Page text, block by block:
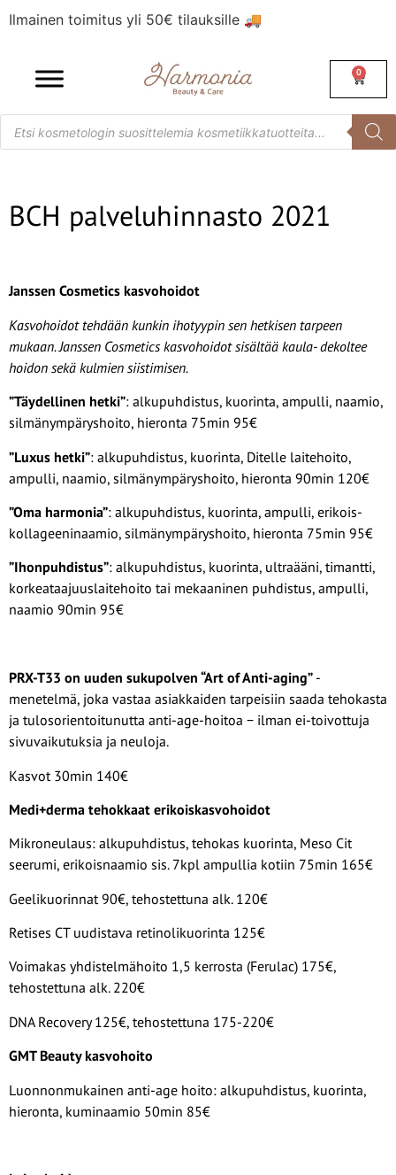
Ilmainen toimitus yli 50€ tilauksille 🚚
0
BCH palveluhinnasto 2021
Janssen Cosmetics kasvohoidot
Kasvohoidot tehdään kunkin ihotyypin sen hetkisen tarpeen
mukaan. Janssen Cosmetics kasvohoidot sisältää kaula- dekoltee
hoidon sekä kulmien siistimisen.
”Täydellinen hetki”: alkupuhdistus, kuorinta, ampulli, naamio,
silmänympäryshoito, hieronta 75min 95€
”Luxus hetki”: alkupuhdistus, kuorinta, Ditelle laitehoito,
ampulli, naamio, silmänympäryshoito, hieronta 90min 120€
”Oma harmonia”: alkupuhdistus, kuorinta, ampulli, erikois-
kollageeninaamio, silmänympäryshoito, hieronta 75min 95€
”Ihonpuhdistus”: alkupuhdistus, kuorinta, ultraääni, timantti,
korkeataajuuslaitehoito tai mekaaninen puhdistus, ampulli,
naamio 90min 95€
PRX-T33 on uuden sukupolven “Art of Anti-aging” -
menetelmä, joka vastaa asiakkaiden tarpeisiin saada tehokasta
ja tulosorientoitunutta anti-age-hoitoa − ilman ei-toivottuja
sivuvaikutuksia ja neuloja.
Kasvot 30min 140€
Medi+derma tehokkaat erikoiskasvohoidot
Mikroneulaus: alkupuhdistus, tehokas kuorinta, Meso Cit
seerumi, erikoisnaamio sis. 7kpl ampullia kotiin 75min 165€
Geelikuorinnat 90€, tehostettuna alk. 120€
Retises CT uudistava retinolikuorinta 125€
Voimakas yhdistelmähoito 1,5 kerrosta (Ferulac) 175€,
tehostettuna alk. 220€
DNA Recovery 125€, tehostettuna 175-220€
GMT Beauty kasvohoito
Luonnonmukainen anti-age hoito: alkupuhdistus, kuorinta,
hieronta, kuminaamio 50min 85€